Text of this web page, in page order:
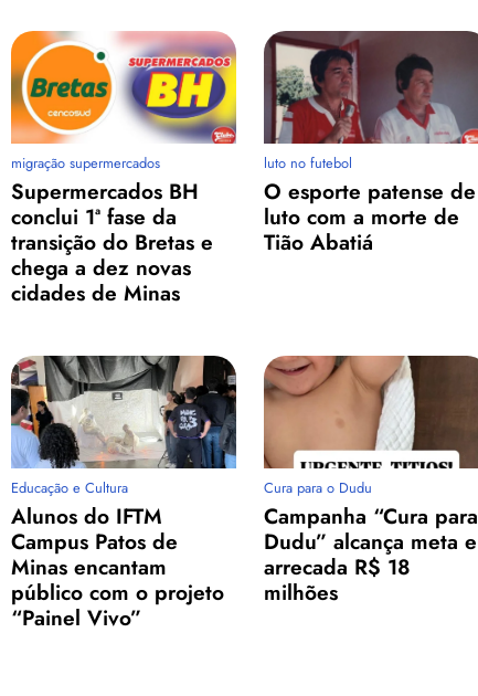
migração supermercados
Supermercados BH
conclui 1ª fase da
transição do Bretas e
chega a dez novas
cidades de Minas
luto no futebol
O esporte patense de
luto com a morte de
Tião Abatiá
Educação e Cultura
Alunos do IFTM
Campus Patos de
Minas encantam
público com o projeto
“Painel Vivo”
Cura para o Dudu
Campanha “Cura para
Dudu” alcança meta e
arrecada R$ 18
milhões